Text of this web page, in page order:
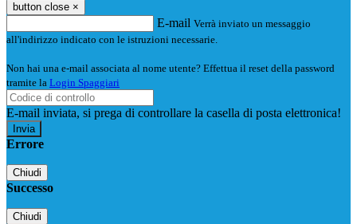
button close ×
E-mail Verrà inviato un messaggio
all'indirizzo indicato con le istruzioni necessarie.
Non hai una e-mail associata al nome utente? Effettua il reset della password
tramite la Login Spaggiari
E-mail inviata, si prega di controllare la casella di posta elettronica!
Errore
Chiudi
Successo
Chiudi